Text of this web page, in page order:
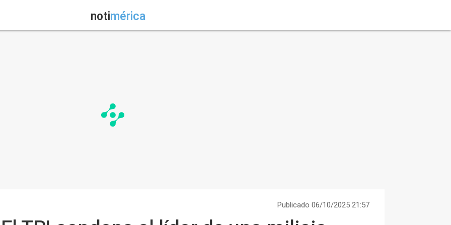
notimérica
Publicado 06/10/2025 21:57